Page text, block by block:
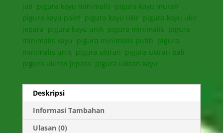
jati, pigura kayu minimalis, pigura kayu murah,
pigura kayu palet, pigura kayu ukir, pigura kayu ukir
jepara, pigura kayu unik, pigura minimalis, pigura
minimalis kayu, pigura minimalis putih, pigura
minimalis unik, pigura ukiran, pigura ukiran bali,
pigura ukiran jepara, pigura ukiran kayu
Deskripsi
Informasi Tambahan
Ulasan (0)